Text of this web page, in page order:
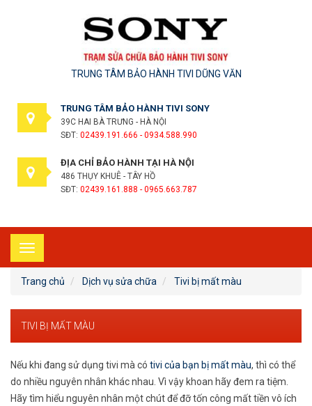
TRUNG TÂM BẢO HÀNH TIVI DŨNG VĂN
TRUNG TÂM BẢO HÀNH TIVI SONY
39C HAI BÀ TRƯNG - HÀ NỘI
SĐT: 02439.191.666 - 0934.588.990
ĐỊA CHỈ BẢO HÀNH TẠI HÀ NỘI
486 THỤY KHUÊ - TÂY HỒ
SĐT: 02439.161.888 - 0965.663.787
Toggle
navigation
Trang chủ
Dịch vụ sửa chữa Tivi bị mất màu
TIVI BỊ MẤT MÀU
Nếu khi đang sử dụng tivi mà có tivi của bạn bị mất màu, thì có thể
do nhiều nguyên nhân khác nhau. Vì vậy khoan hãy đem ra tiệm.
Hãy tìm hiểu nguyên nhân một chút để đỡ tốn công mất tiền vô ích